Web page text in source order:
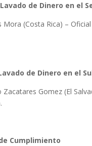
de Dinero en el
Mora (Costa Rica) –
de Dinero en el
Zacatares Gomez (El
Cumplimiento